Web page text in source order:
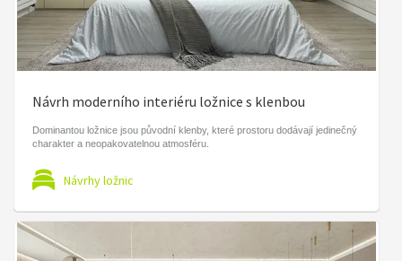
Návrh moderního interiéru ložnice s klenbou
Dominantou ložnice jsou původní klenby, které prostoru dodávají jedinečný
charakter a neopakovatelnou atmosféru.
Návrhy ložnic